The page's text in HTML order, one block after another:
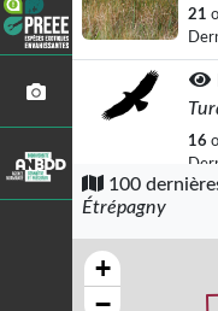
21
16
100
Étrépagny
+
−